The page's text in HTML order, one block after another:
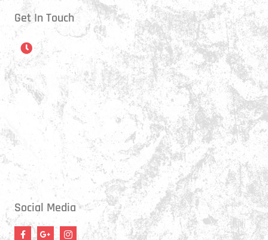
Get In Touch
Öffnungszeiten
Montag:
17:15 - 21:00 Uhr
Mittwoch:
17:30 - 21:00 Uhr
Donnerstag:
17:15 - 18:45 Uhr
17:30 - 21:00 Uhr
Social Media